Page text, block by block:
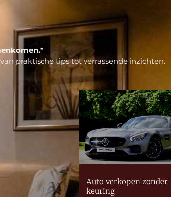
praktische tips tot verrassende inzichten.
Auto verkopen zonder
keuring